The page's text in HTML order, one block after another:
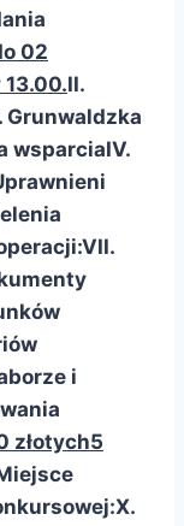
02
II.
Grunwaldzka
wsparciaIV.
VII.
i
złotych5
X.